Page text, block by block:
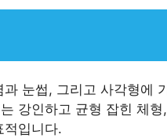
눈썹, 그리고 사각형에
강인하고 균형 잡힌 체
입니다.